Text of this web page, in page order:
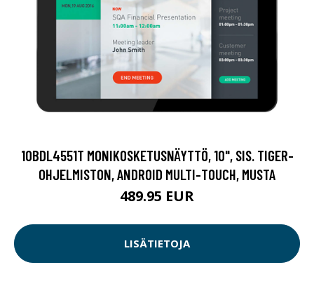
10BDL4551T MONIKOSKETUSNÄYTTÖ, 10", SIS. TIGER-
OHJELMISTON, ANDROID MULTI-TOUCH, MUSTA
489.95 EUR
LISÄTIETOJA